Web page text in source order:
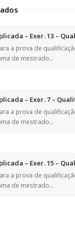
– Exer. 13 –
a prova de
de mestrado…
– Exer. 7 –
a prova de
de mestrado…
– Exer. 15 –
a prova de
de mestrado…